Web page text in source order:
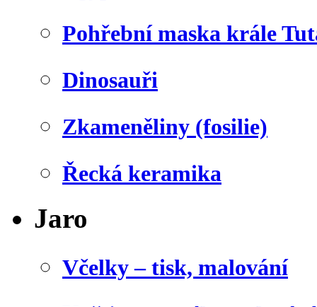
Pohřební maska krále
Dinosauři
Zkameněliny (fosilie)
Řecká keramika
Jaro
Včelky – tisk, malování